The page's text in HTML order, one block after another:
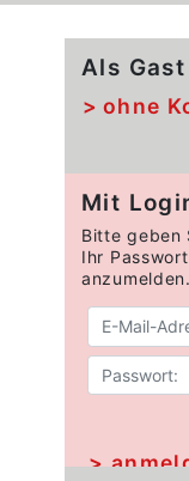
Als Gast
ohne
Mit
Bitte geben
Ihr
anzumelden.